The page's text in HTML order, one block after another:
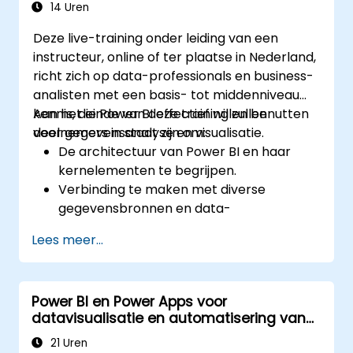
14 Uren
Deze live-training onder leiding van een
instructeur, online of ter plaatse in Nederland,
richt zich op data-professionals en business-
analisten met een basis- tot middenniveau
kennis, die Power BI effectief willen benutten
voor gegevensanalyse en visualisatie.
Aan het einde van deze training zullen
deelnemers in staat zijn om:
De architectuur van Power BI en haar
kernelementen te begrijpen.
Verbinding te maken met diverse
gegevensbronnen en data-
Gedurfde visualisaties en interactieve
dashboards te ontwikkelen.
Row-level security toe te passen en
toegang tot data beheren.
Lees meer...
Power BI en Power Apps voor
datavisualisatie en automatisering van
bedrijfsprocessen
21 Uren